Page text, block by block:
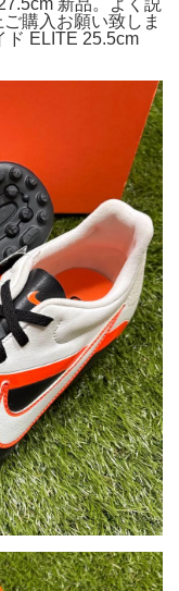
購入お願い致しま
ELITE 25.5cm